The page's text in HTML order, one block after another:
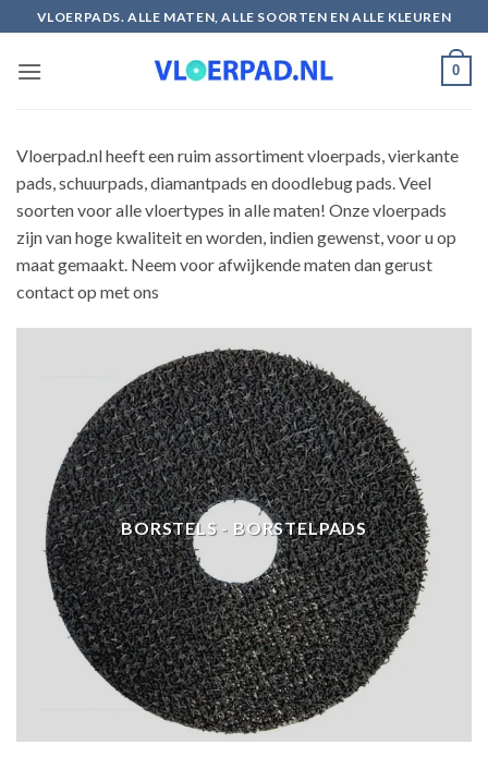
naar
inhoud
VLOERPADS. ALLE MATEN, ALLE SOORTEN EN ALLE KLEUREN
0
Vloerpad.nl heeft een ruim assortiment vloerpads, vierkante
pads, schuurpads, diamantpads en doodlebug pads. Veel
soorten voor alle vloertypes in alle maten! Onze vloerpads
zijn van hoge kwaliteit en worden, indien gewenst, voor u op
maat gemaakt. Neem voor afwijkende maten dan gerust
contact op met ons
BORSTELS - BORSTELPADS